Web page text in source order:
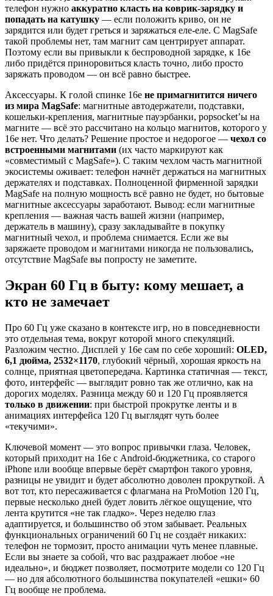
телефон нужно аккуратно класть на коврик-зарядку и
попадать на катушку — если положить криво, он не
зарядится или будет греться и заряжаться еле-еле. С MagSafe
такой проблемы нет, там магнит сам центрирует аппарат.
Поэтому если вы привыкли к беспроводной зарядке, к 16e
либо придётся приноровиться класть точно, либо просто
заряжать проводом — он всё равно быстрее.
Аксессуары. К голой спинке 16e не примагнитится ничего
из мира MagSafe: магнитные автодержатели, подставки,
кошельки-крепления, магнитные пауэрбанки, popsocket’ы на
магните — всё это рассчитано на кольцо магнитов, которого у
16e нет. Что делать? Решение простое и недорогое — чехол со
встроенными магнитами (их часто маркируют как
«совместимый с MagSafe»). С таким чехлом часть магнитной
экосистемы оживает: телефон начнёт держаться на магнитных
держателях и подставках. Полноценной фирменной зарядки
MagSafe на полную мощность всё равно не будет, но бытовые
магнитные аксессуары заработают. Вывод: если магнитные
крепления — важная часть вашей жизни (например,
держатель в машину), сразу закладывайте в покупку
магнитный чехол, и проблема снимается. Если же вы
заряжаете проводом и магнитами никогда не пользовались,
отсутствие MagSafe вы попросту не заметите.
Экран 60 Гц в быту: кому мешает, а
кто не замечает
Про 60 Гц уже сказано в контексте игр, но в повседневности
это отдельная тема, вокруг которой много спекуляций.
Разложим честно. Дисплей у 16e сам по себе хороший: OLED,
6,1 дюйма, 2532×1170, глубокий чёрный, хорошая яркость на
солнце, приятная цветопередача. Картинка статичная — текст,
фото, интерфейс — выглядит ровно так же отлично, как на
дорогих моделях. Разница между 60 и 120 Гц проявляется
только в движении: при быстрой прокрутке ленты и в
анимациях интерфейса 120 Гц выглядят чуть более
«текучими».
Ключевой момент — это вопрос привычки глаза. Человек,
который приходит на 16e с Android-бюджетника, со старого
iPhone или вообще впервые берёт смартфон такого уровня,
разницы не увидит и будет абсолютно доволен прокруткой. А
вот тот, кто пересаживается с флагмана на ProMotion 120 Гц,
первые несколько дней будет ловить лёгкое ощущение, что
лента крутится «не так гладко». Через неделю глаз
адаптируется, и большинство об этом забывает. Реальных
функциональных ограничений 60 Гц не создаёт никаких:
телефон не тормозит, просто анимации чуть менее плавные.
Если вы знаете за собой, что вас раздражает любое «не
идеально», и бюджет позволяет, посмотрите модели со 120 Гц
— но для абсолютного большинства покупателей «ешки» 60
Гц вообще не проблема.